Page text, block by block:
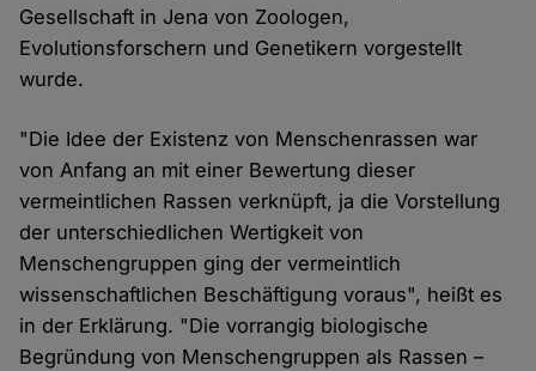
Gesellschaft in Jena von Zoologen,
Evolutionsforschern und Genetikern vorgestellt
wurde.
"Die Idee der Existenz von Menschenrassen war
von Anfang an mit einer Bewertung dieser
vermeintlichen Rassen verknüpft, ja die Vorstellung
der unterschiedlichen Wertigkeit von
Menschengruppen ging der vermeintlich
wissenschaftlichen Beschäftigung voraus", heißt es
in der Erklärung. "Die vorrangig biologische
Begründung von Menschengruppen als Rassen –